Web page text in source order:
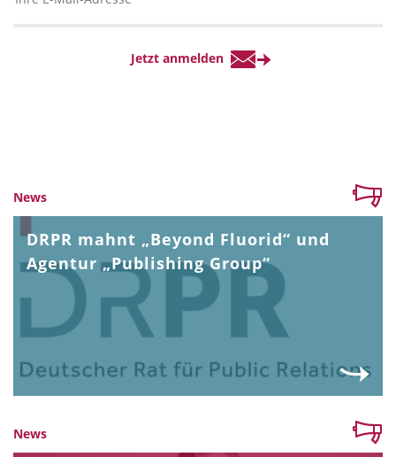
News
DRPR mahnt „Beyond Fluorid“ und
Agentur „Publishing Group“
News